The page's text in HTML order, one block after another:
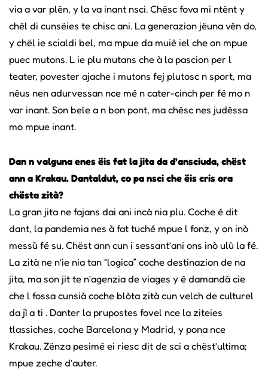
via a var plën, y la va inant nsci. Chësc fova mi ntënt y
chël di cunsëies te chisc ani. La generazion jëuna vën do,
y chël ie scialdi bel, ma mpue da muië iel che on mpue
puec mutons. L ie plu mutans che à la pascion per l
teater, povester ajache i mutons fej plutosc n sport, ma
nëus nen adurvessan nce mé n cater-cinch per fé mo n
var inant. Son bele a n bon pont, ma chësc nes judëssa
mo mpue inant.
Dan n valguna enes ëis fat la jita da d’ansciuda, chëst
ann a Krakau. Dantaldut, co pa nsci che ëis cris ora
chësta zità?
La gran jita ne fajans dai ani incà nia plu. Coche é dit
dant, la pandemia nes à fat tuché mpue l fonz, y on inò
messù fé su. Chëst ann cun i sessant’ani ons inò ulù la fé.
La zità ne n’ie nia tan “logica” coche destinazion de na
jita, ma son jit te n’agenzia de viages y é damandà cie
che l fossa cunsià coche blòta zità cun velch de culturel
da jì a ti . Danter la prupostes fovel nce la ziteies
tlassiches, coche Barcelona y Madrid, y pona nce
Krakau. Zënza pesimé ei riesc dit de sci a chëst’ultima;
mpue zeche d’auter.